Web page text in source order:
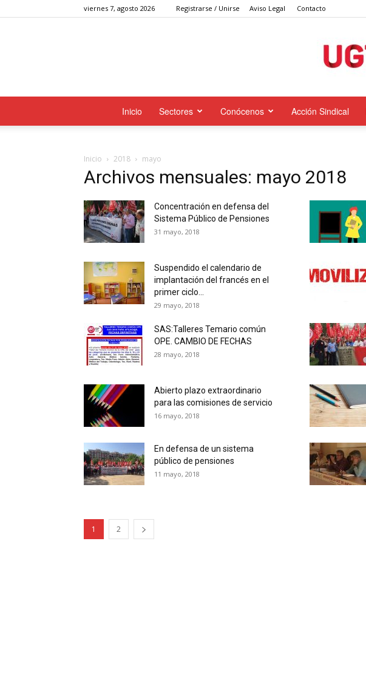
viernes 7, agosto 2026 Registrarse / Unirse Aviso Legal Contacto
Inicio Sectores Conócenos Acción Sindical
Inicio 2018 mayo
Archivos mensuales: mayo 2018
Concentración en defensa del
Sistema Público de Pensiones
31 mayo, 2018
Suspendido el calendario de
implantación del francés en el
primer ciclo...
29 mayo, 2018
SAS:Talleres Temario común
OPE. CAMBIO DE FECHAS
28 mayo, 2018
Abierto plazo extraordinario
para las comisiones de servicio
16 mayo, 2018
En defensa de un sistema
público de pensiones
11 mayo, 2018
1 2